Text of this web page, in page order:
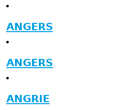
ANGERS
ANGERS
ANGRIE